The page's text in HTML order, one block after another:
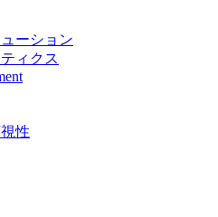
ーション
ィクス
性